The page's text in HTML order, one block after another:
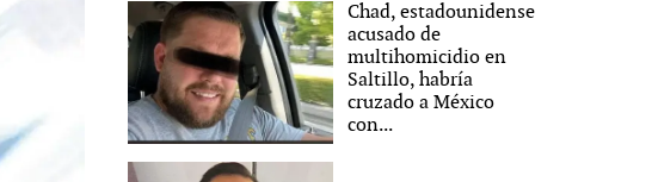
Chad, estadounidense
acusado de
multihomicidio en
Saltillo, habría
cruzado a México
con...